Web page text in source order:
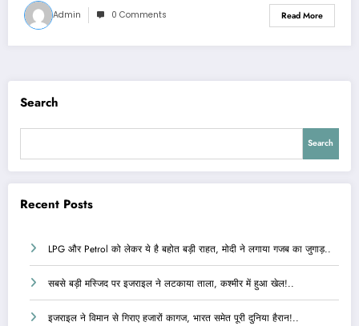
Admin 0 Comments Read More
Search
Search
Recent Posts
LPG और Petrol को लेकर ये है बहोत बड़ी राहत, मोदी ने लगाया गजब का जुगाड़..
सबसे बड़ी मस्जिद पर इजराइल ने लटकाया ताला, कश्मीर में हुआ खेल!..
इजराइल ने विमान से गिराए हजारों कागज, भारत समेत पूरी दुनिया हैरान!..